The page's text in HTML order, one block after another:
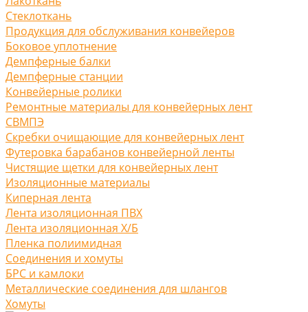
Стеклоткань
Продукция для обслуживания конвейеров
Боковое уплотнение
Демпферные балки
Демпферные станции
Конвейерные ролики
Ремонтные материалы для конвейерных лент
СВМПЭ
Скребки очищающие для конвейерных лент
Футеровка барабанов конвейерной ленты
Чистящие щетки для конвейерных лент
Изоляционные материалы
Киперная лента
Лента изоляционная ПВХ
Лента изоляционная Х/Б
Пленка полиимидная
Соединения и хомуты
БРС и камлоки
Металлические соединения для шлангов
Хомуты